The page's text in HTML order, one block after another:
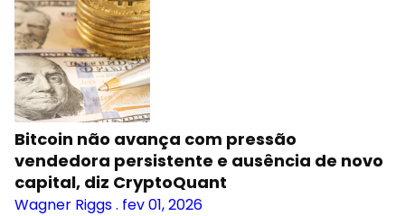
Bitcoin não avança com pressão
vendedora persistente e ausência de novo
capital, diz CryptoQuant
Wagner Riggs. fev 01, 2026